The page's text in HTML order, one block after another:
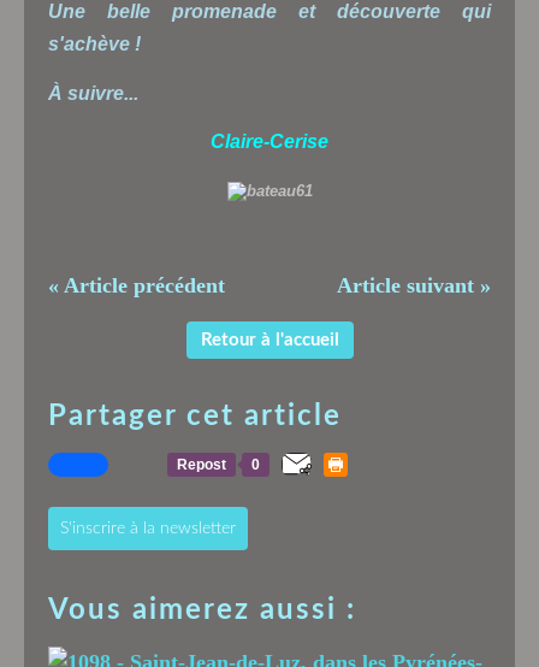
Une belle promenade et découverte qui
s'achève !
À suivre...
Claire-Cerise
« Article précédent Article suivant »
Retour à l'accueil
Partager cet article
Repost 0
S'inscrire à la newsletter
Vous aimerez aussi :